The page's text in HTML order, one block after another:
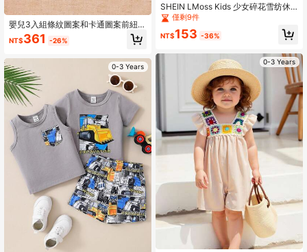
嬰兒3入組條紋圖案和卡通圖案前紐扣
連體睡衣
NT$361 -26%
0-3 Years
SHEIN LMoss Kids 少女碎花雪纺休
闲连衣裙，带荷叶袖
僅剩9件
NT$153 -36%
0-3 Years